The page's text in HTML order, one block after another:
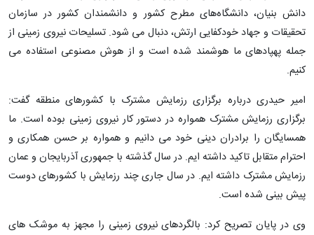
دانش بنیان، دانشگاه‌های مطرح کشور و دانشمندان کشور در سازمان
تحقیقات و جهاد خودکفایی ارتش، دنبال می شود. تسلیحات نیروی زمینی از
جمله پهپادهای ما هوشمند شده است و از هوش مصنوعی استفاده می
کنیم.
امیر حیدری درباره برگزاری رزمایش مشترک با کشورهای منطقه گفت:
برگزاری رزمایش مشترک همواره در دستور کار نیروی زمینی بوده است. ما
همسایگان را برادران دینی خود می دانیم و همواره بر حسن همکاری و
احترام متقابل تاکید داشته ایم. در سال گذشته با جمهوری آذربایجان و عمان
رزمایش مشترک داشته ایم. در سال جاری چند رزمایش با کشورهای دوست
پیش بینی شده است.
وی در پایان تصریح کرد: بالگردهای نیروی زمینی را مجهز به موشک های